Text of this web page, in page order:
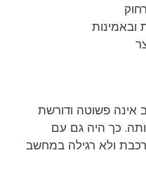
ובאמינות
פשוטה ודורשת
כך היה גם עם
ולא רגילה במחשב